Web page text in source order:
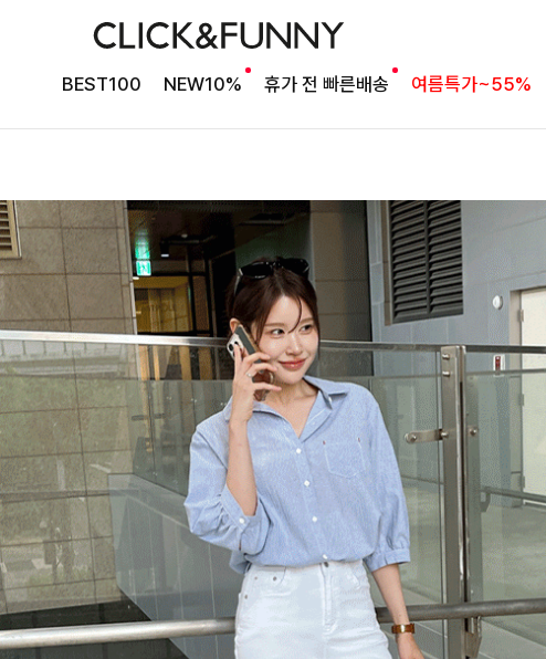
BEST100 NEW10% 휴가 전 빠른배송 여름특가~55%